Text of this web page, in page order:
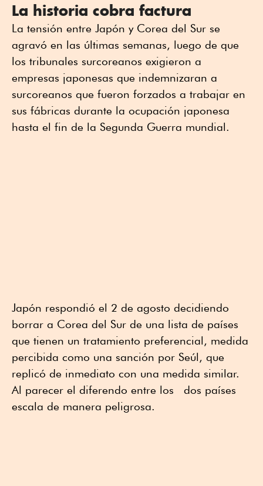
La historia cobra factura
La tensión entre Japón y Corea del Sur se
agravó en las últimas semanas, luego de que
los tribunales surcoreanos exigieron a
empresas japonesas que indemnizaran a
surcoreanos que fueron forzados a trabajar en
sus fábricas durante la ocupación japonesa
hasta el fin de la Segunda Guerra mundial.
Japón respondió el 2 de agosto decidiendo
borrar a Corea del Sur de una lista de países
que tienen un tratamiento preferencial, medida
percibida como una sanción por Seúl, que
replicó de inmediato con una medida similar.
Al parecer el diferendo entre los dos países
escala de manera peligrosa.